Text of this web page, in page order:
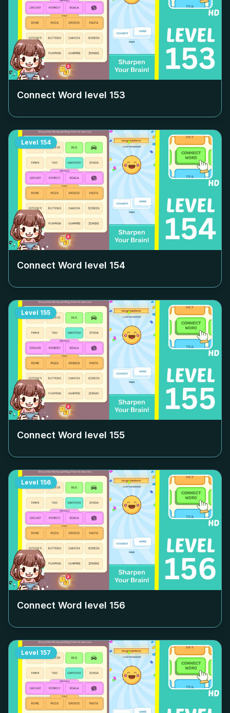
Connect Word level 153
Level 154
Connect Word level 154
Level 155
Connect Word level 155
Level 156
Connect Word level 156
Level 157